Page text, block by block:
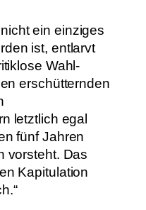
ein einziges
ist, entlarvt
Wahl-
erschütternden
letztlich egal
fünf Jahren
vorsteht. Das
Kapitulation